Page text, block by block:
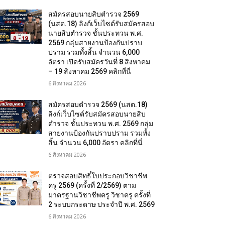
สมัครสอบนายสิบตำรวจ 2569
(นสต.18) ลิงก์เว็บไซต์รับสมัครสอบ
นายสิบตำรวจ ชั้นประทวน พ.ศ.
2569 กลุ่มสายงานป้องกันปราบ
ปราม รวมทั้งสิ้น จำนวน 6,000
อัตรา เปิดรับสมัครวันที่ 8 สิงหาคม
– 19 สิงหาคม 2569 คลิกที่นี่
6 สิงหาคม 2026
สมัครสอบตํารวจ 2569 (นสต.18)
ลิงก์เว็บไซต์รับสมัครสอบนายสิบ
ตำรวจ ชั้นประทวน พ.ศ. 2569 กลุ่ม
สายงานป้องกันปราบปราม รวมทั้ง
สิ้น จำนวน 6,000 อัตรา คลิกที่นี่
6 สิงหาคม 2026
ตรวจสอบสิทธิ์ใบประกอบวิชาชีพ
ครู 2569 (ครั้งที่ 2/2569) ตาม
มาตรฐานวิชาชีพครู วิชาครู ครั้งที่
2 ระบบกระดาษ ประจำปี พ.ศ. 2569
6 สิงหาคม 2026